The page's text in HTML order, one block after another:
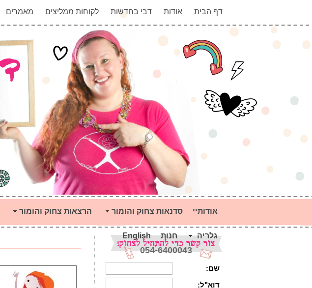
אודותיי סדנאות צחוק והומור הרצאות צחוק והומור
גלריה חנות English
דף הבית אודות דבי בחדשות לקוחות ממליצים מאמרים
054-6400043